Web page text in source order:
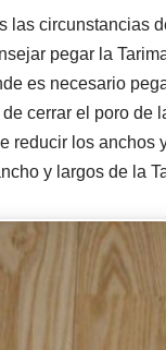
las circunstancias
pegar la
es necesario
cerrar el poro de
reducir los anchos
y largos de la